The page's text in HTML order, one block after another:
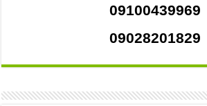
09100439969
09028201829